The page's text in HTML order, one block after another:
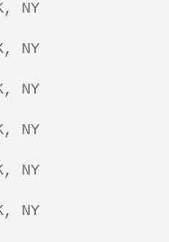
NY
NY
NY
NY
NY
NY